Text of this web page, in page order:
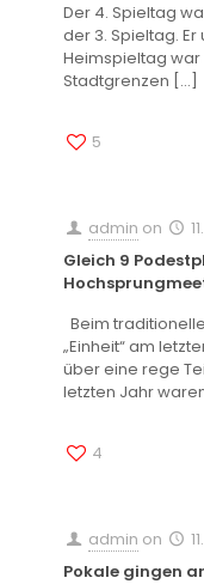
Der 4. Spieltag
der 3. Spieltag.
Heimspieltag
Stadtgrenzen […]
5
admin on
Gleich 9
Beim
„Einheit“ am
über eine rege
letzten Jahr
4
admin on
Pokale gingen